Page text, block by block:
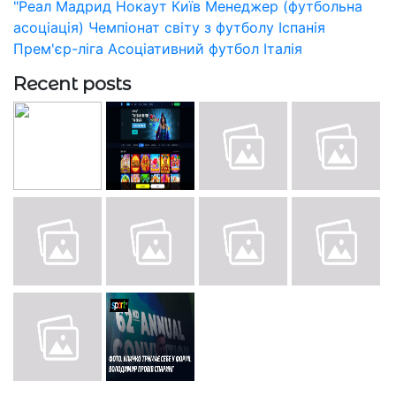
"Реал Мадрид Нокаут Київ Менеджер (футбольна
асоціація) Чемпіонат світу з футболу Іспанія
Прем'єр-ліга Асоціативний футбол Італія
Recent posts